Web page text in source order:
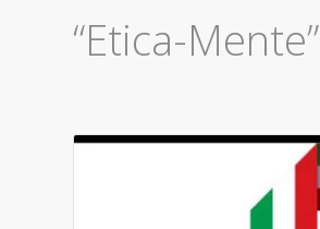
“Etica-Mente”